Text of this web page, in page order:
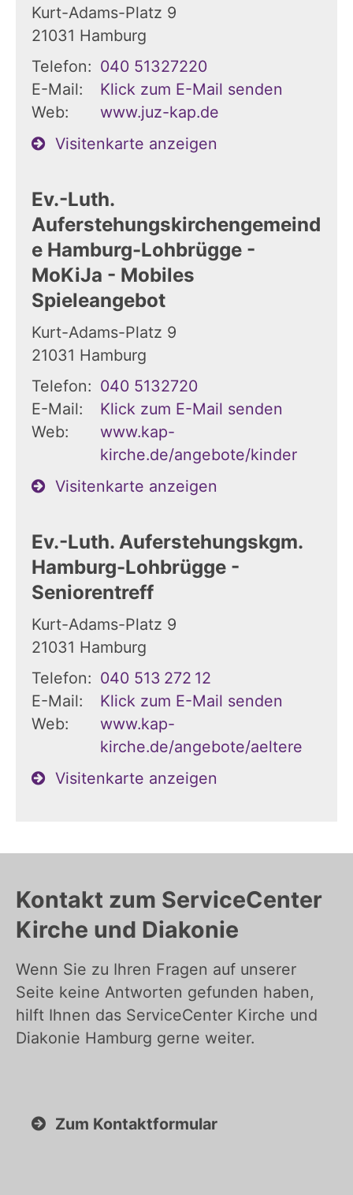
Kurt-Adams-Platz 9
21031 Hamburg
Telefon: 040 51327220
E-Mail:
Klick zum E-Mail senden
Web:
www.juz-kap.de
Visitenkarte anzeigen
Ev.-Luth.
Auferstehungskirchengemeind
e Hamburg-Lohbrügge -
MoKiJa - Mobiles
Spieleangebot
Kurt-Adams-Platz 9
21031 Hamburg
Telefon: 040 5132720
E-Mail:
Klick zum E-Mail senden
Web:
www.kap-
kirche.de/angebote/kinder
Visitenkarte anzeigen
Ev.-Luth. Auferstehungskgm.
Hamburg-Lohbrügge -
Seniorentreff
Kurt-Adams-Platz 9
21031 Hamburg
Telefon: 040 513 272 12
E-Mail:
Klick zum E-Mail senden
Web:
www.kap-
kirche.de/angebote/aeltere
Visitenkarte anzeigen
Kontakt zum ServiceCenter
Kirche und Diakonie
Wenn Sie zu Ihren Fragen auf unserer
Seite keine Antworten gefunden haben,
hilft Ihnen das ServiceCenter Kirche und
Diakonie Hamburg gerne weiter.
Zum Kontaktformular